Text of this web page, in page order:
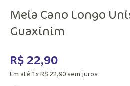
Meia Cano Longo
Guaxinim
R$ 22,90
Em até 1xR$ 22,90 sem juros